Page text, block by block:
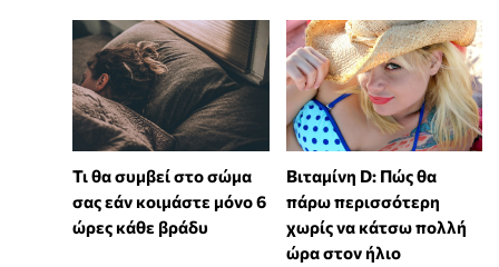
Τι θα συμβεί στο σώμα
σας εάν κοιμάστε μόνο 6
ώρες κάθε βράδυ
Βιταμίνη D: Πώς θα
πάρω περισσότερη
χωρίς να κάτσω πολλή
ώρα στον ήλιο